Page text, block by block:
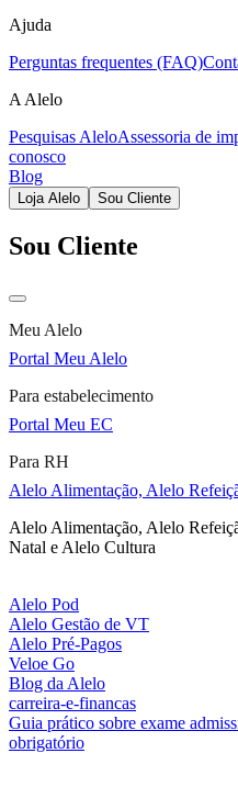
Ajuda
Perguntas frequentes (FAQ)
A Alelo
Pesquisas AleloAssessoria de
conosco
Blog
Loja Alelo Sou Cliente
Sou Cliente
Meu Alelo
Portal Meu Alelo
Para estabelecimento
Portal Meu EC
Para RH
Alelo Alimentação, Alelo
Alelo Alimentação, Alelo
Natal e Alelo Cultura
Alelo Pod
Alelo Gestão de VT
Alelo Pré-Pagos
Veloe Go
Blog da Alelo
carreira-e-financas
Guia prático sobre exame
obrigatório